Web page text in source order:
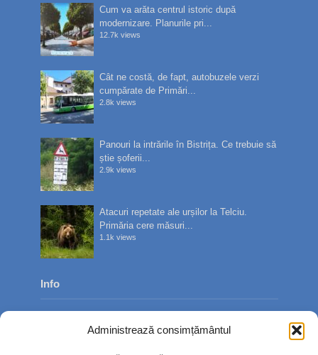
Administrează consimțământul
Cum va arăta centrul istoric după
modernizare. Planurile pri...
12.7k views
Cât ne costă, de fapt, autobuzele verzi
cumpărate de Primări...
2.8k views
Panouri la intrările în Bistrița. Ce trebuie să
știe șoferii...
2.9k views
Atacuri repetate ale urșilor la Telciu.
Primăria cere măsuri...
1.1k views
Info